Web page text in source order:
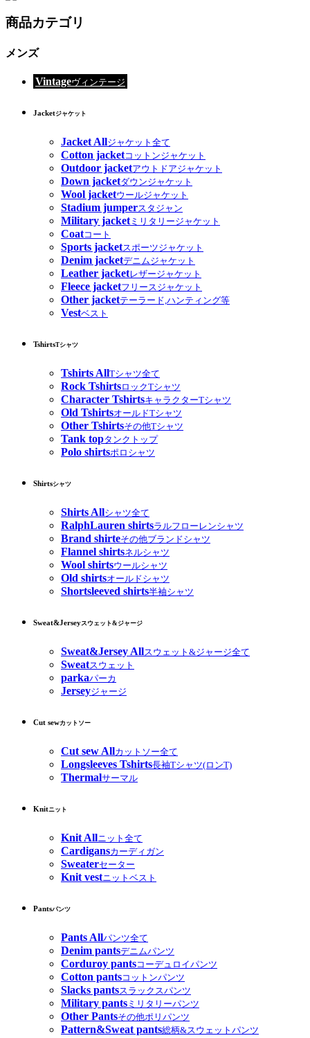
商品カテゴリ
メンズ
Vintageヴィンテージ
Jacketジャケット
Jacket Allジャケット全て
Cotton jacketコットンジャケット
Outdoor jacketアウトドアジャケット
Down jacketダウンジャケット
Wool jacketウールジャケット
Stadium jumperスタジャン
Military jacketミリタリージャケット
Coatコート
Sports jacketスポーツジャケット
Denim jacketデニムジャケット
Leather jacketレザージャケット
Fleece jacketフリースジャケット
Other jacketテーラード,ハンティング等
Vestベスト
TshirtsTシャツ
Tshirts AllTシャツ全て
Rock TshirtsロックTシャツ
Character TshirtsキャラクターTシャツ
Old TshirtsオールドTシャツ
Other Tshirtsその他Tシャツ
Tank topタンクトップ
Polo shirtsポロシャツ
Shirtsシャツ
Shirts Allシャツ全て
RalphLauren shirtsラルフローレンシャツ
Brand shirteその他ブランドシャツ
Flannel shirtsネルシャツ
Wool shirtsウールシャツ
Old shirtsオールドシャツ
Shortsleeved shirts半袖シャツ
Sweat&Jerseyスウェット&ジャージ
Sweat&Jersey Allスウェット&ジャージ全て
Sweatスウェット
parkaパーカ
Jerseyジャージ
Cut sewカットソー
Cut sew Allカットソー全て
Longsleeves Tshirts長袖Tシャツ(ロンT)
Thermalサーマル
Knitニット
Knit Allニット全て
Cardigansカーディガン
Sweaterセーター
Knit vestニットベスト
Pantsパンツ
Pants Allパンツ全て
Denim pantsデニムパンツ
Corduroy pantsコーデュロイパンツ
Cotton pantsコットンパンツ
Slacks pantsスラックスパンツ
Military pants ミリタリーパンツ
Other Pantsその他ポリパンツ
Pattern&Sweat pants総柄&スウェットパンツ